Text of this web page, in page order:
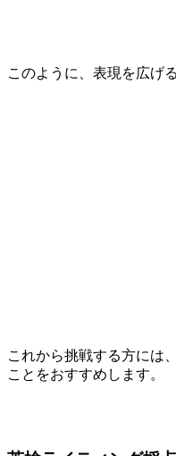
このように、表現を広げ
これから挑戦する方には
ことをおすすめします。